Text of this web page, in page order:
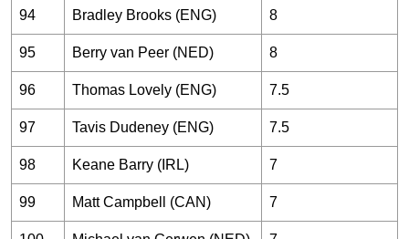
94 Bradley Brooks (ENG) 8
95 Berry van Peer (NED) 8
96 Thomas Lovely (ENG) 7.5
97 Tavis Dudeney (ENG) 7.5
98 Keane Barry (IRL) 7
99 Matt Campbell (CAN) 7